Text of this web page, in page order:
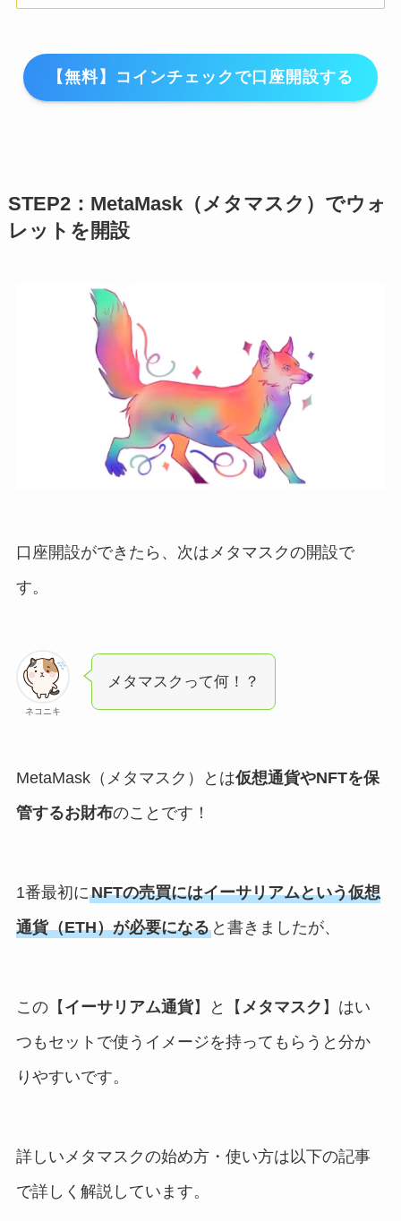
【無料】コインチェックで口座開設する
STEP2：MetaMask（メタマスク）でウォ
レットを開設
口座開設ができたら、次はメタマスクの開設で
す。
ネコニキ
メタマスクって何！？
MetaMask（メタマスク）とは仮想通貨やNFTを保
管するお財布のことです！
1番最初にNFTの売買にはイーサリアムという仮想
通貨（ETH）が必要になると書きましたが、
この【 イーサリアム通貨】と【 メタマスク 】はい
つもセットで使うイメージを持ってもらうと分か
りやすいです。
詳しいメタマスクの始め方・使い方は以下の記事
で詳しく解説しています。